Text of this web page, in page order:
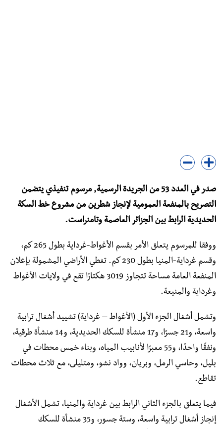
صدر في العدد 53 من الجريدة الرسمية, مرسوم تنفيذي يتضمن
التصريح بالمنفعة العمومية لإنجاز شطرين من مشروع خط السكة
الحديدية الرابط بين الجزائر العاصمة وتامنراست.
ووفقا للمرسوم يتعلق الأمر بقسم الأغواط-غرداية بطول 265 كم،
وقسم غرداية-المنيا بطول 230 كم. تغطي الأراضي المشمولة بإعلان
المنفعة العامة مساحة تتجاوز 3019 هكتارًا تقع في ولايات الأغواط
وغرداية والمنيعة.
وتشمل أشغال الجزء الأول (الأغواط – غرداية) تشييد أشغال ترابية
واسعة، و21 جسرًا، و17 منشأة للسكك الحديدية، و14 منشأة طرقية،
ونفقًا واحدًا، و55 معبرًا لأنابيب المياه، وبناء خمس محطات في
بليل، وحاسي الرمل، وبريان، وواد نشو، ومتليلى، مع ثلاث محطات
تقاطع.
فيما يتعلق بالجزء الثاني الرابط بين غرداية والمنيا، تشمل الأشغال
إنجاز أشغال ترابية واسعة، وستة جسور، و35 منشأة للسكك